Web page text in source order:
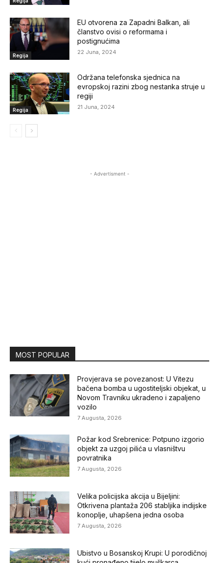
Regija
EU otvorena za Zapadni Balkan, ali
članstvo ovisi o reformama i
postignućima
22 Juna, 2024
Regija
Održana telefonska sjednica na
evropskoj razini zbog nestanka struje u
regiji
21 Juna, 2024
- Advertisment -
MOST POPULAR
Provjerava se povezanost: U Vitezu
bačena bomba u ugostiteljski objekat, u
Novom Travniku ukradeno i zapaljeno
vozilo
7 Augusta, 2026
Požar kod Srebrenice: Potpuno izgorio
objekt za uzgoj pilića u vlasništvu
povratnika
7 Augusta, 2026
Velika policijska akcija u Bijeljini:
Otkrivena plantaža 206 stabljika indijske
konoplje, uhapšena jedna osoba
7 Augusta, 2026
Ubistvo u Bosanskoj Krupi: U porodičnoj